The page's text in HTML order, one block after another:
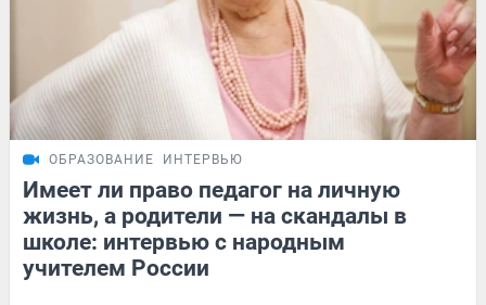
ОБРАЗОВАНИЕ ИНТЕРВЬЮ
Имеет ли право педагог на личную
жизнь, а родители — на скандалы в
школе: интервью с народным
учителем России